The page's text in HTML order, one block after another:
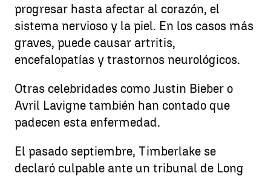
progresar hasta afectar al corazón, el
sistema nervioso y la piel. En los casos más
graves, puede causar artritis,
encefalopatías y trastornos neurológicos.
Otras celebridades como Justin Bieber o
Avril Lavigne también han contado que
padecen esta enfermedad.
El pasado septiembre, Timberlake se
declaró culpable ante un tribunal de Long